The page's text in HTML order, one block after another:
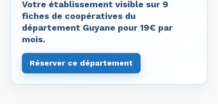
Votre établissement visible sur 9
fiches de coopératives du
département Guyane pour 19€ par
mois.
Réserver ce département